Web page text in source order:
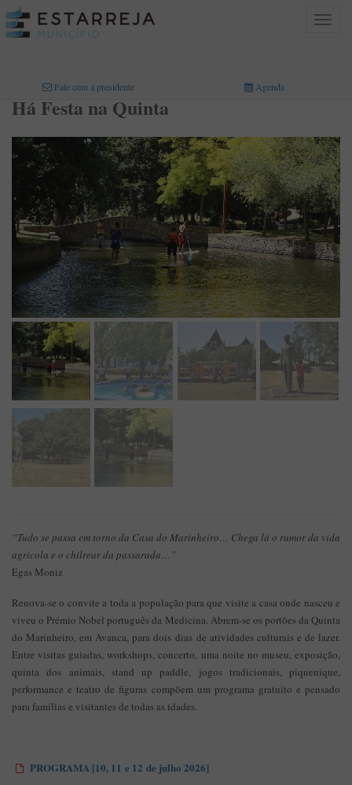
Toggle
Fale com a presidente Agenda
Há Festa na Quinta
“Tudo se passa em torno da Casa do Marinheiro… Chega lá o rumor da vida
agrícola e o chilrear da passarada…”
Egas Moniz
Renova-se o convite a toda a população para que visite a casa onde nasceu e
viveu o Prémio Nobel português da Medicina. Abrem-se os portões da Quinta
do Marinheiro, em Avanca, para dois dias de atividades culturais e de lazer.
Entre visitas guiadas, workshops, concerto, uma noite no museu, exposição,
quinta dos animais, stand up paddle, jogos tradicionais, piquenique,
performance e teatro de figuras compõem um programa gratuito e pensado
para famílias e visitantes de todas as idades.
PROGRAMA [10, 11 e 12 de julho 2026]